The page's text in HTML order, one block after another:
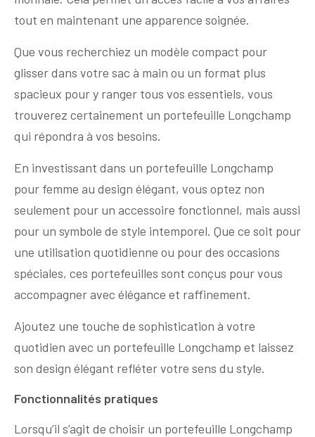
tout en maintenant une apparence soignée.
Que vous recherchiez un modèle compact pour
glisser dans votre sac à main ou un format plus
spacieux pour y ranger tous vos essentiels, vous
trouverez certainement un portefeuille Longchamp
qui répondra à vos besoins.
En investissant dans un portefeuille Longchamp
pour femme au design élégant, vous optez non
seulement pour un accessoire fonctionnel, mais aussi
pour un symbole de style intemporel. Que ce soit pour
une utilisation quotidienne ou pour des occasions
spéciales, ces portefeuilles sont conçus pour vous
accompagner avec élégance et raffinement.
Ajoutez une touche de sophistication à votre
quotidien avec un portefeuille Longchamp et laissez
son design élégant refléter votre sens du style.
Fonctionnalités pratiques
Lorsqu’il s’agit de choisir un portefeuille Longchamp